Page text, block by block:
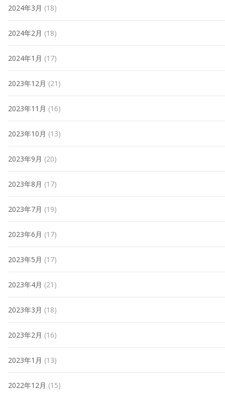
2024年3月 (18)
2024年2月 (18)
2024年1月 (17)
2023年12月 (21)
2023年11月 (16)
2023年10月 (13)
2023年9月 (20)
2023年8月 (17)
2023年7月 (19)
2023年6月 (17)
2023年5月 (17)
2023年4月 (21)
2023年3月 (18)
2023年2月 (16)
2023年1月 (13)
2022年12月 (15)